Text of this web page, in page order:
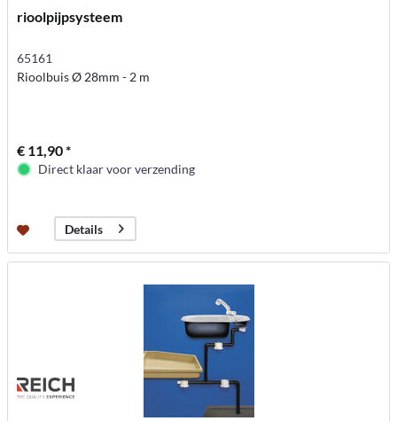
rioolpijpsysteem
65161
Rioolbuis Ø 28mm - 2 m
€ 11,90 *
Direct klaar voor verzending
Details